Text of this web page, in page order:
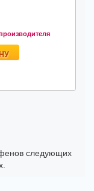
следующих